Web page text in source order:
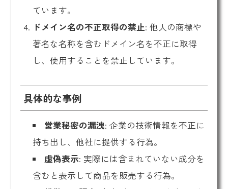
ています。
ドメイン名の不正取得の禁止: 他人の商標や
著名な名称を含むドメイン名を不正に取得
し、使用することを禁止しています。
具体的な事例
営業秘密の漏洩: 企業の技術情報を不正に
持ち出し、他社に提供する行為。
虚偽表示: 実際には含まれていない成分を
含むと表示して商品を販売する行為。